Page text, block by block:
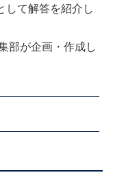
して解答を紹介し
部が企画・作成し